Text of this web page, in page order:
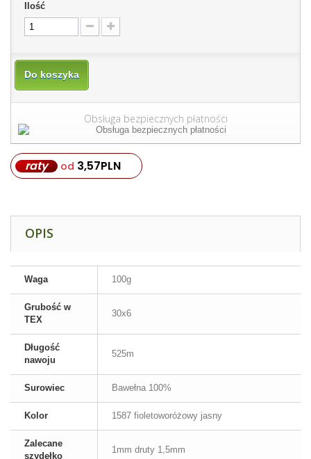
Ilość
Do koszyka
Obsługa bezpiecznych płatności
raty od 3,57PLN
OPIS
Waga 100g
Grubość w
TEX
30x6
Długość
nawoju
525m
Surowiec Bawełna 100%
Kolor 1587 fioletoworóżowy jasny
Zalecane
szydełko
1mm druty 1,5mm